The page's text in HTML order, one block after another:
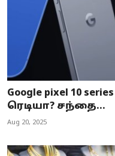
Google pixel 10
ரெடியா? சந்தை...
Aug 20, 2025